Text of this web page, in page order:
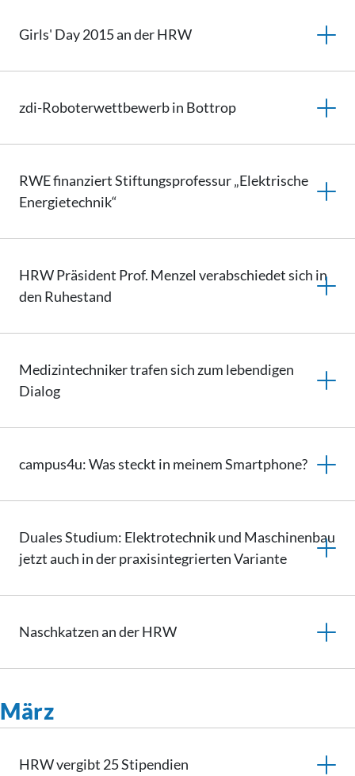
Girls' Day 2015 an der HRW
zdi-Roboterwettbewerb in Bottrop
RWE finanziertStiftungsprofessur„Elektrische
Energietechnik“
HRW Präsident Prof. Menzel verabschiedet sich in
den Ruhestand
Medizintechniker trafen sich zum lebendigen
Dialog
campus4u: Was steckt in meinem Smartphone?
Duales Studium: Elektrotechnik und Maschinenbau
jetzt auch in derpraxisintegriertenVariante
Naschkatzen an der HRW
März
HRW vergibt 25 Stipendien